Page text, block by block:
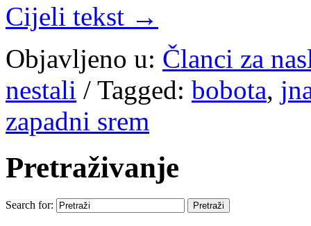
Cijeli tekst →
Objavljeno u: Članci za
nestali / Tagged: bobota,
zapadni srem
Pretraživanje
Search for: